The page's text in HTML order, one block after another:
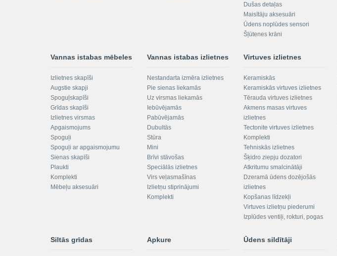
Dušas detaļas
Maisītāju aksesuāri
Ūdens noplūdes sensori
Šļūtenes krāni
Vannas istabas mēbeles
Izlietnes skapīši
Augstie skapji
Spoguļskapīši
Grīdas skapīši
Izlietnes virsmas
Apgaismojums
Spoguļi
Spoguļi ar apgaismojumu
Sienas skapīši
Plaukti
Komplekti
Mēbeļu aksesuāri
Vannas istabas izlietnes
Nestandarta izmēra izlietnes
Pie sienas liekamās
Uz virsmas liekamās
Iebūvējamās
Pabūvējamās
Dubultās
Stūra
Mini
Brīvi stāvošas
Speciālās izlietnes
Virs veļasmašīnas
Izlietņu stiprinājumi
Komplekti
Virtuves izlietnes
Keramiskās
Keramiskās virtuves izlietnes
Tērauda virtuves izlietnes
Akmens masas virtuves
izlietnes
Tectonite virtuves izlietnes
Komplekti
Tehniskās izlietnes
Šķidro ziepju dozatori
Atkritumu smalcinātāji
Dzeramā ūdens dozējošās
izlietnes
Kopšanas līdzekļi
Virtuves izlietņu piederumi
Izplūdes ventiļi, rokturi, pogas
Siltās grīdas Apkure Ūdens sildītāji